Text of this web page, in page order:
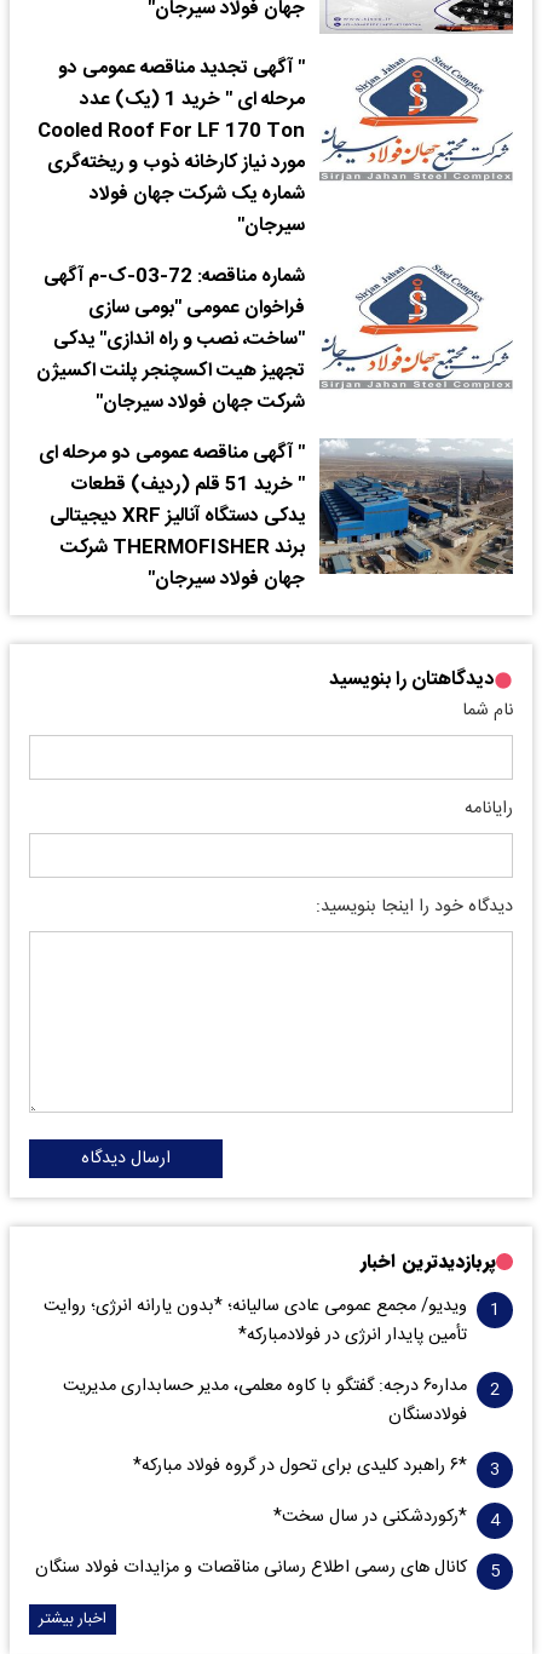
جهان فولاد سیرجان"
​" آگهی تجدید مناقصه عمومی دو
مرحله ای " خرید 1 (یک) عدد
Cooled Roof For LF 170 Ton
مورد نیاز کارخانه ذوب و ریخته‌گری
شماره یک شرکت جهان فولاد
سیرجان"
شماره مناقصه: 72-03-ک-م آگهی
فراخوان عمومی "بومی سازی
"ساخت، نصب و راه اندازی" یدکی
تجهیز هیت اکسچنجر پلنت اکسیژن
شرکت جهان فولاد سیرجان"
​" آگهی مناقصه عمومی دو مرحله ای
" خرید 51 قلم (ردیف) قطعات
یدکی دستگاه آنالیز XRF دیجیتالی
برند THERMOFISHER شرکت
جهان فولاد سیرجان"
دیدگاهتان را بنویسید
نام شما
رایانامه
دیدگاه خود را اینجا بنویسید:
ارسال دیدگاه
پربازدیدترین اخبار
ویدیو/ مجمع عمومی عادی سالیانه؛ *بدون یارانه انرژی؛ روایت
تأمین پایدار انرژی در فولادمبارکه*
مدار‌۶٠ درجه: گفتگو با کاوه معلمی، مدیر حسابداری مدیریت
فولادسنگان
*۶ راهبرد کلیدی برای تحول در گروه فولاد مبارکه*
*رکوردشکنی در سال سخت*
کانال های رسمی اطلاع رسانی مناقصات و مزایدات فولاد سنگان
اخبار بیشتر